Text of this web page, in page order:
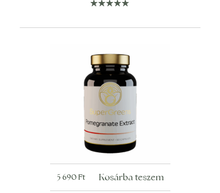
5 690Ft Kosárba teszem